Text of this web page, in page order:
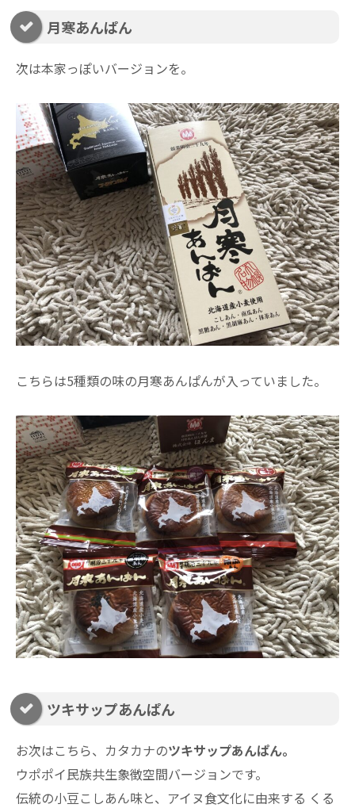
月寒あんぱん
次は本家っぽいバージョンを。
こちらは5種類の味の月寒あんぱんが入っていました。
ツキサップあんぱん
お次はこちら、カタカナのツキサップあんぱん。
ウポポイ民族共生象徴空間バージョンです。
伝統の小豆こしあん味と、アイヌ食文化に由来する くる